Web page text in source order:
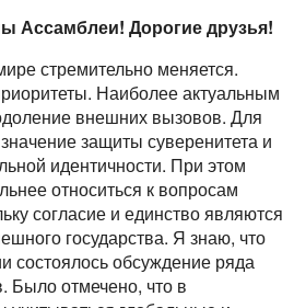
Ассамблеи! Дорогие друзья!
стремительно меняется.
Наиболее актуальным
внешних вызовов. Для
защиты суверенитета и
идентичности. При этом
относиться к вопросам
согласие и единство являются
государства. Я знаю, что
состоялось обсуждение ряда
Было отмечено, что в